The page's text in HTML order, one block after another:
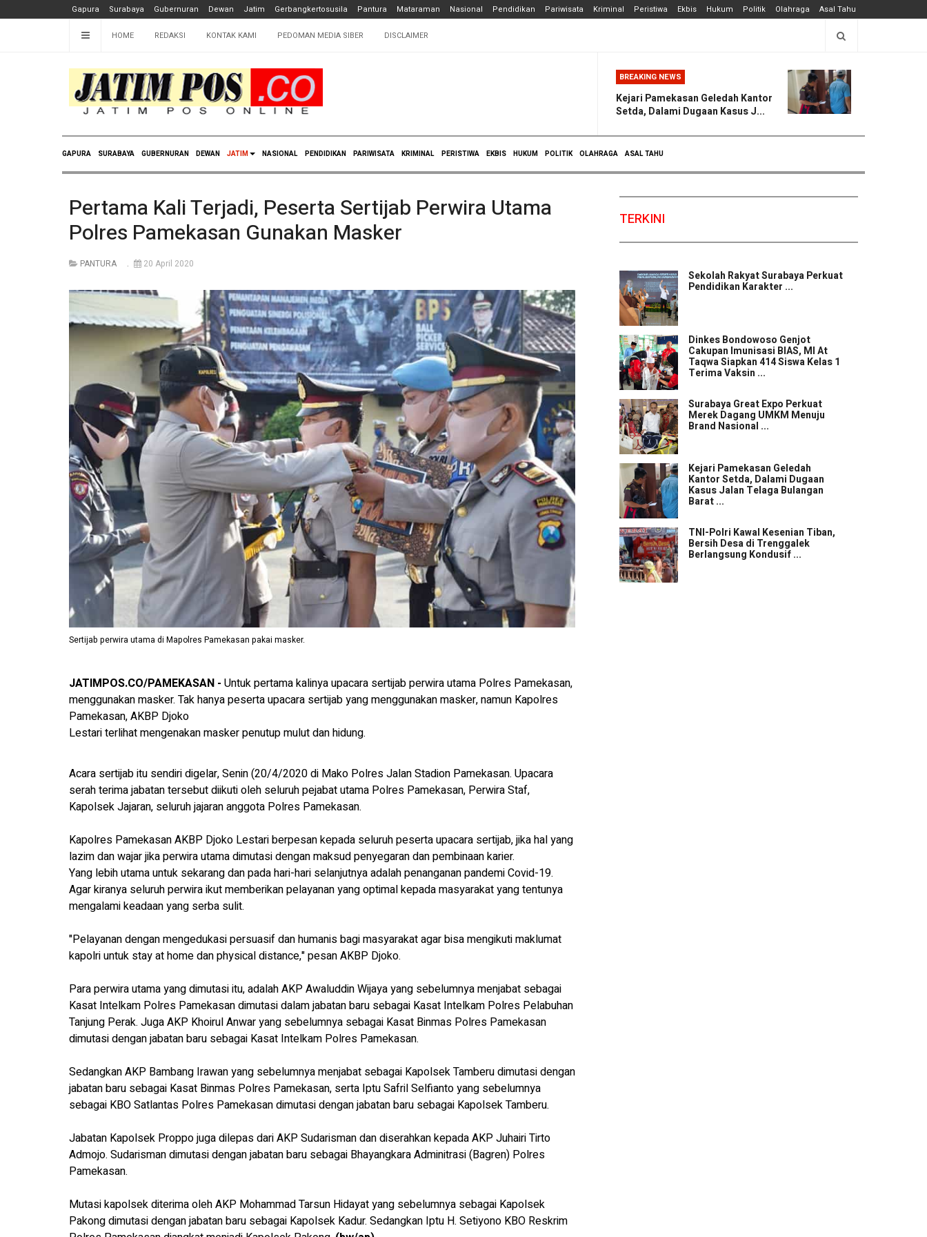
Gapura Surabaya Gubernuran Dewan Jatim Gerbangkertosusila Pantura Mataraman Nasional Pendidikan Pariwisata Kriminal Peristiwa Ekbis Hukum Politik Olahraga Asal Tahu
HOME REDAKSI KONTAK KAMI PEDOMAN MEDIA SIBER DISCLAIMER
BREAKING NEWS
Kejari Pamekasan Geledah Kantor
Setda, Dalami Dugaan Kasus J...
GAPURA SURABAYA GUBERNURAN DEWAN JATIM NASIONAL PENDIDIKAN PARIWISATA KRIMINAL PERISTIWA EKBIS HUKUM POLITIK OLAHRAGA ASAL TAHU
Pertama Kali Terjadi, Peserta Sertijab Perwira Utama
Polres Pamekasan Gunakan Masker
PANTURA 20 April 2020
Sertijab perwira utama di Mapolres Pamekasan pakai masker.
JATIMPOS.CO/PAMEKASAN - Untuk pertama kalinya upacara sertijab perwira utama Polres Pamekasan,
menggunakan masker. Tak hanya peserta upacara sertijab yang menggunakan masker, namun Kapolres
Pamekasan, AKBP Djoko
Lestari terlihat mengenakan masker penutup mulut dan hidung.
Acara sertijab itu sendiri digelar, Senin (20/4/2020 di Mako Polres Jalan Stadion Pamekasan. Upacara
serah terima jabatan tersebut diikuti oleh seluruh pejabat utama Polres Pamekasan, Perwira Staf,
Kapolsek Jajaran, seluruh jajaran anggota Polres Pamekasan.
Kapolres Pamekasan AKBP Djoko Lestari berpesan kepada seluruh peserta upacara sertijab, jika hal yang
lazim dan wajar jika perwira utama dimutasi dengan maksud penyegaran dan pembinaan karier.
Yang lebih utama untuk sekarang dan pada hari-hari selanjutnya adalah penanganan pandemi Covid-19.
Agar kiranya seluruh perwira ikut memberikan pelayanan yang optimal kepada masyarakat yang tentunya
mengalami keadaan yang serba sulit.
"Pelayanan dengan mengedukasi persuasif dan humanis bagi masyarakat agar bisa mengikuti maklumat
kapolri untuk stay at home dan physical distance," pesan AKBP Djoko.
Para perwira utama yang dimutasi itu, adalah AKP Awaluddin Wijaya yang sebelumnya menjabat sebagai
Kasat Intelkam Polres Pamekasan dimutasi dalam jabatan baru sebagai Kasat Intelkam Polres Pelabuhan
Tanjung Perak. Juga AKP Khoirul Anwar yang sebelumnya sebagai Kasat Binmas Polres Pamekasan
dimutasi dengan jabatan baru sebagai Kasat Intelkam Polres Pamekasan.
Sedangkan AKP Bambang Irawan yang sebelumnya menjabat sebagai Kapolsek Tamberu dimutasi dengan
jabatan baru sebagai Kasat Binmas Polres Pamekasan, serta Iptu Safril Selfianto yang sebelumnya
sebagai KBO Satlantas Polres Pamekasan dimutasi dengan jabatan baru sebagai Kapolsek Tamberu.
Jabatan Kapolsek Proppo juga dilepas dari AKP Sudarisman dan diserahkan kepada AKP Juhairi Tirto
Admojo. Sudarisman dimutasi dengan jabatan baru sebagai Bhayangkara Adminitrasi (Bagren) Polres
Pamekasan.
Mutasi kapolsek diterima oleh AKP Mohammad Tarsun Hidayat yang sebelumnya sebagai Kapolsek
Pakong dimutasi dengan jabatan baru sebagai Kapolsek Kadur. Sedangkan Iptu H. Setiyono KBO Reskrim
TERKINI
Sekolah Rakyat Surabaya Perkuat
Pendidikan Karakter ...
Dinkes Bondowoso Genjot
Cakupan Imunisasi BIAS, MI At
Taqwa Siapkan 414 Siswa Kelas 1
Terima Vaksin ...
Surabaya Great Expo Perkuat
Merek Dagang UMKM Menuju
Brand Nasional ...
Kejari Pamekasan Geledah
Kantor Setda, Dalami Dugaan
Kasus Jalan Telaga Bulangan
Barat ...
TNI-Polri Kawal Kesenian Tiban,
Bersih Desa di Trenggalek
Berlangsung Kondusif ...